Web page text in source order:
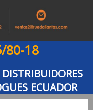
80-18
ECUADOR